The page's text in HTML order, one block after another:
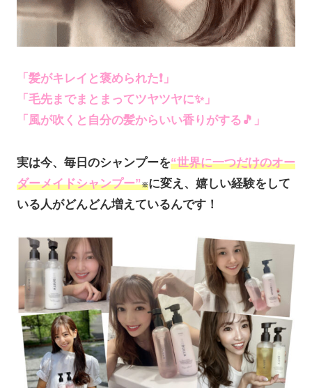
「髪がキレイと褒められた❗」
「毛先までまとまってツヤツヤに✨」
「風が吹くと自分の髪からいい香りがする🎵」
実は今、毎日のシャンプーを“世界に一つだけのオー
ダーメイドシャンプー”※に変え、嬉しい経験をして
いる人がどんどん増えているんです！